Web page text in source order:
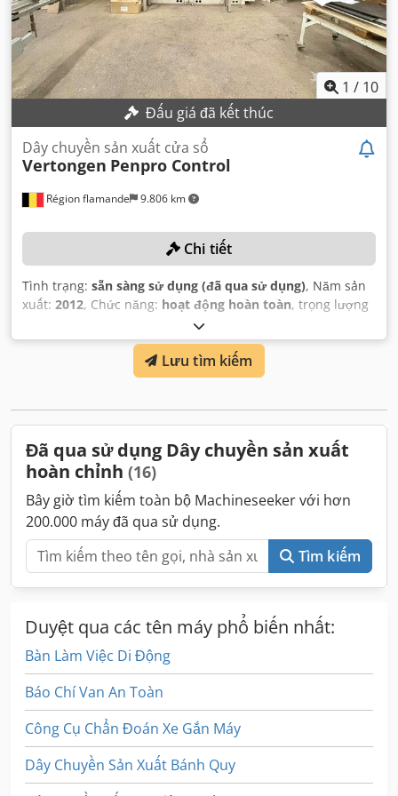
1 / 10
Đấu giá đã kết thúc
Région flamande 9.806 km
Dây chuyền sản xuất cửa sổ
Vertongen Penpro Control
Chi tiết
Tình trạng: sẵn sàng sử dụng (đã qua sử dụng), Năm sản
xuất: 2012, Chức năng: hoạt động hoàn toàn, trọng lượng
, tổng chiều cao:
dài:10.000 mm, tổng chiều rộng:3.750 mm, chiều rộng
Lưu tìm kiếm
Đã qua sử dụng Dây chuyền sản xuất
hoàn chỉnh (16)
Bây giờ tìm kiếm toàn bộ Machineseeker với hơn
200.000 máy đã qua sử dụng.
Tìm kiếm
Duyệt qua các tên máy phổ biến nhất:
Bàn Làm Việc Di Động
Báo Chí Van An Toàn
Công Cụ Chẩn Đoán Xe Gắn Máy
Dây Chuyền Sản Xuất Bánh Quy